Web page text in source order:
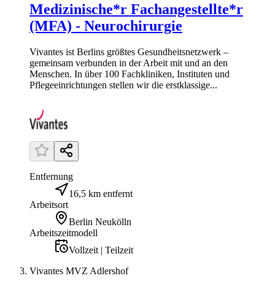
Medizinische*r Fachangestellte*r
(MFA) - Neurochirurgie
Vivantes ist Berlins größtes Gesundheitsnetzwerk –
gemeinsam verbunden in der Arbeit mit und an den
Menschen. In über 100 Fachkliniken, Instituten und
Pflegeeinrichtungen stellen wir die erstklassige...
Entfernung
16,5 km entfernt
Arbeitsort
Berlin Neukölln
Arbeitszeitmodell
Vollzeit | Teilzeit
Vivantes MVZ Adlershof